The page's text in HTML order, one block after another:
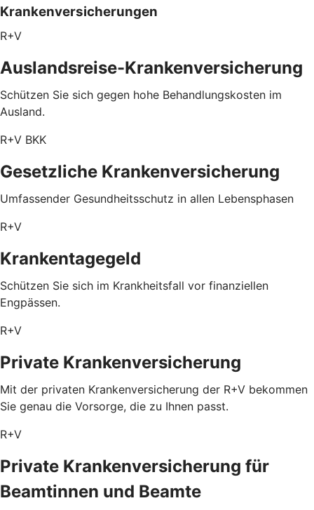
Krankenversicherungen
R+V
Auslandsreise-Krankenversicherung
Schützen Sie sich gegen hohe Behandlungskosten im
Ausland.
R+V BKK
Gesetzliche Krankenversicherung
Umfassender Gesundheitsschutz in allen Lebensphasen
R+V
Krankentagegeld
Schützen Sie sich im Krankheitsfall vor finanziellen
Engpässen.
R+V
Private Krankenversicherung
Mit der privaten Krankenversicherung der R+V bekommen
Sie genau die Vorsorge, die zu Ihnen passt.
R+V
Private Krankenversicherung für
Beamtinnen und Beamte